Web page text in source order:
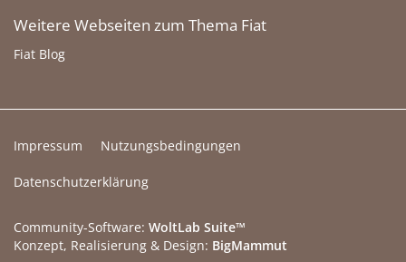
Weitere Webseiten zum Thema Fiat
Fiat Blog
Impressum Nutzungsbedingungen
Datenschutzerklärung
Community-Software: WoltLab Suite™
Konzept, Realisierung & Design: BigMammut